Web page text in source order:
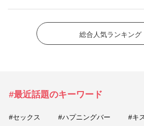
総合人気ランキング
#最近話題のキーワード
#セックス #ハプニングバー #キ